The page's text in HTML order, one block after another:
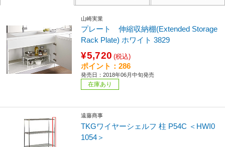
山崎実業
プレート 伸縮収納棚(Extended Storage
Rack Plate) ホワイト 3829
¥5,720 (税込)
ポイント：286
発売日：2018年06月中旬発売
在庫あり
遠藤商事
TKGワイヤーシェルフ 柱 P54C ＜HWI0
1054＞